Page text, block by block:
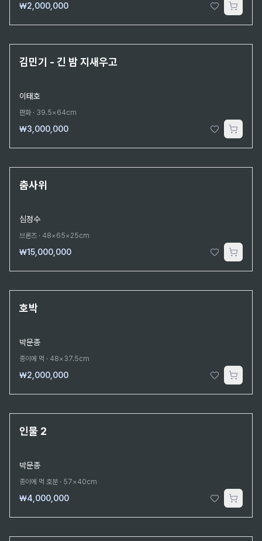
₩2,000,000
한정판 9/10
김민기 - 긴 밤 지새우고
이태호
판화· 39.5×64cm
₩3,000,000
단 1점뿐인 조각
춤사위
심정수
브론즈 · 48×65×25cm
₩15,000,000
단 1점뿐인 원작
호박
박문종
종이에 먹 · 48×37.5cm
₩2,000,000
단 1점뿐인 원작
인물 2
박문종
종이에 먹 호분· 57×40cm
₩4,000,000